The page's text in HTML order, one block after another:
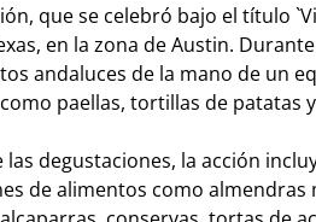
que se celebró bajo el título
en la zona de Austin.
andaluces de la mano de un
paellas, tortillas de patatas
las degustaciones, la acción
de alimentos como almendras